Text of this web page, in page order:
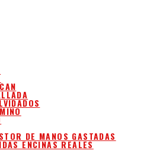
DE MANOS GASTADAS
ENCINAS REALES